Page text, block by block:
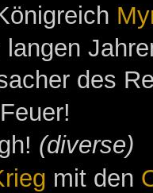
langen
des
Feuer!
(diverse)
mit den